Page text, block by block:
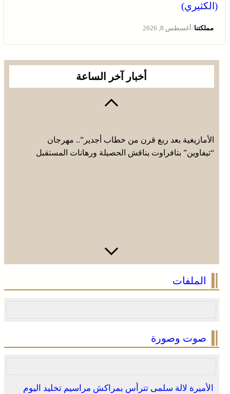
(الكثيري)
مملكتنا/أغسطس 8, 2026
أخبار آخر الساعة
الأمازيغية بعد ربع قرن من خطاب أجدير”.. مهرجان
“تيفاوين” بتافراوت يناقش الحصيلة ورهانات المستقبل
الملفات
صوت وصورة
الأميرة لالة سلمى تترأس بمراكش مراسيم تخليد اليوم